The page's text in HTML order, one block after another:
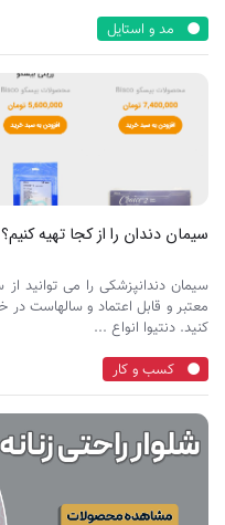
مد و استایل
سیمان دندان را از کجا تهیه کنیم؟
سیمان دندانپزشکی را می توانید
معتبر و قابل اعتماد و سالهاست
کنید. دنتیوا انواع ...
کسب و کار